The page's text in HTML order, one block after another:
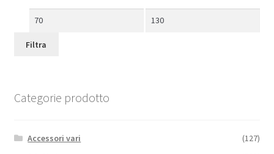
Prezzo
Prezzo
Filtra
Categorie prodotto
Accessori vari
(127)